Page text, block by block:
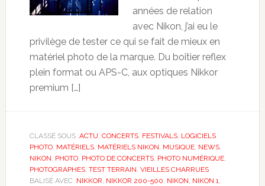
années de relation
avec Nikon, j’ai eu le
privilège de tester ce qui se fait de mieux en
matériel photo de la marque. Du boîtier reflex
plein format ou APS-C, aux optiques Nikkor
premium […]
CLASSÉ SOUS :ACTU CONCERTS, FESTIVALS, LOGICIELS
PHOTO, MATÉRIELS, MATÉRIELS NIKON MUSIQUE, NEWS,
NIKON PHOTO, PHOTO DE CONCERTS, PHOTO NUMÉRIQUE,
PHOTOGRAPHES, TEST TERRAIN VIEILLES CHARRUES
BALISÉ AVEC :NIKKOR NIKKOR 200-500 NIKON NIKON 1